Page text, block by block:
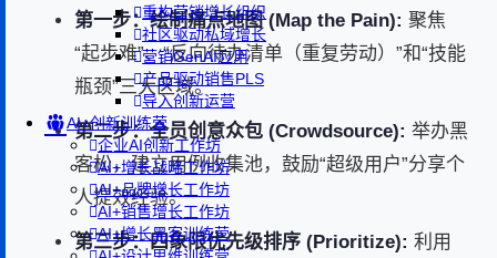
重构营销增长组织
社区驱动私域增长
营销GenAI应用
产品驱动销售PLS
导入创新运营
AI+创新训练营
企业AI创新工作坊
AI+增长战略工作坊
AI+品牌增长工作坊
AI+销售增长工作坊
AI+增长黑客训练营
第一步：绘制痛点地图 (Map the Pain): 聚焦
“起步难”、“反向待办清单（重复劳动）”和“技能
瓶颈”三大区域。
第二步：全员创意众包 (Crowdsource): 举办黑
客松，建立用例收集池，鼓励“超级用户”分享个
人提效经验。
第三步：四象限优先级排序 (Prioritize): 利用